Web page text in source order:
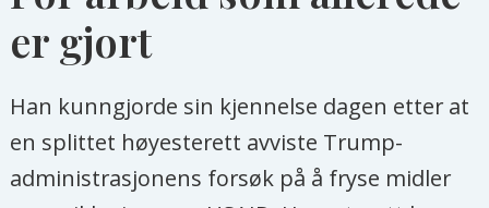
er gjort
Han kunngjorde sin kjennelse dagen etter at
en splittet høyesterett avviste Trump-
administrasjonens forsøk på å fryse midler